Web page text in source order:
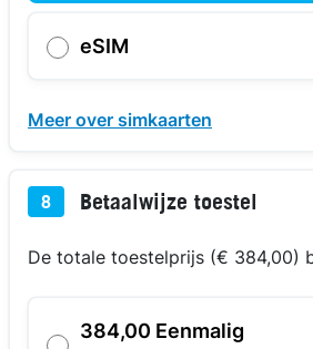
eSIM
Meer over simkaarten
8 Betaalwijze toestel
De totale toestelprijs (€ 384,00)
384,00 Eenmalig